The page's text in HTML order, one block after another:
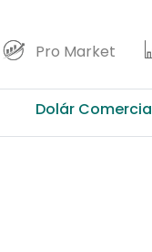
Pro Market
Comercial :5,12 -